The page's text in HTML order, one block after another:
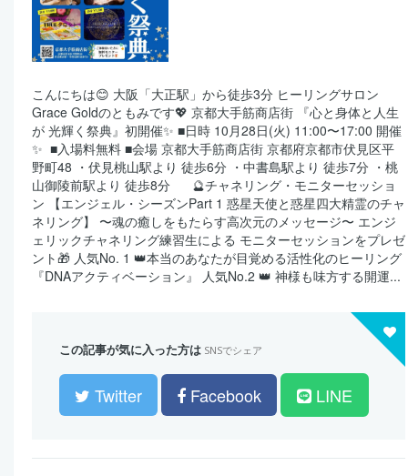
こんにちは😊 大阪「大正駅」から徒歩3分 ヒーリングサロン
Grace Goldのともみです💖 京都大手筋商店街 『心と身体と人生
が 光輝く祭典』初開催✨ ■日時 10月28日(火) 11:00〜17:00 開催
✨ ■入場料無料 ■会場 京都大手筋商店街 京都府京都市伏見区平
野町48 ・伏見桃山駅より 徒歩6分 ・中書島駅より 徒歩7分 ・桃
山御陵前駅より 徒歩8分 🔮チャネリング・モニターセッショ
ン 【エンジェル・シーズンPart 1 惑星天使と惑星四大精霊のチャ
ネリング】 〜魂の癒しをもたらす高次元のメッセージ〜 エンジ
ェリックチャネリング練習生による モニターセッションをプレゼ
ント🎁 人気No. 1 👑本当のあなたが目覚める活性化のヒーリング
『DNAアクティベーション』 人気No.2 👑 神様も味方する開運...
この記事が気に入った方は SNSでシェア
Twitter Facebook LINE